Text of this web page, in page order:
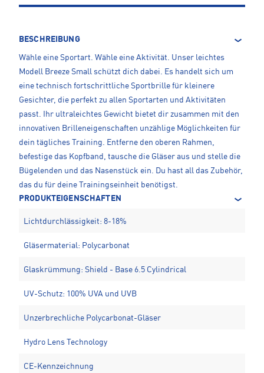
BESCHREIBUNG
Wähle eine Sportart. Wähle eine Aktivität. Unser leichtes
Modell Breeze Small schützt dich dabei. Es handelt sich um
eine technisch fortschrittliche Sportbrille für kleinere
Gesichter, die perfekt zu allen Sportarten und Aktivitäten
passt. Ihr ultraleichtes Gewicht bietet dir zusammen mit den
innovativen Brilleneigenschaften unzählige Möglichkeiten für
dein tägliches Training. Entferne den oberen Rahmen,
befestige das Kopfband, tausche die Gläser aus und stelle die
Bügelenden und das Nasenstück ein. Du hast all das Zubehör,
das du für deine Trainingseinheit benötigst.
PRODUKTEIGENSCHAFTEN
Lichtdurchlässigkeit: 8-18%
Gläsermaterial: Polycarbonat
Glaskrümmung: Shield - Base 6.5 Cylindrical
UV-Schutz: 100% UVA und UVB
Unzerbrechliche Polycarbonat-Gläser
Hydro Lens Technology
CE-Kennzeichnung